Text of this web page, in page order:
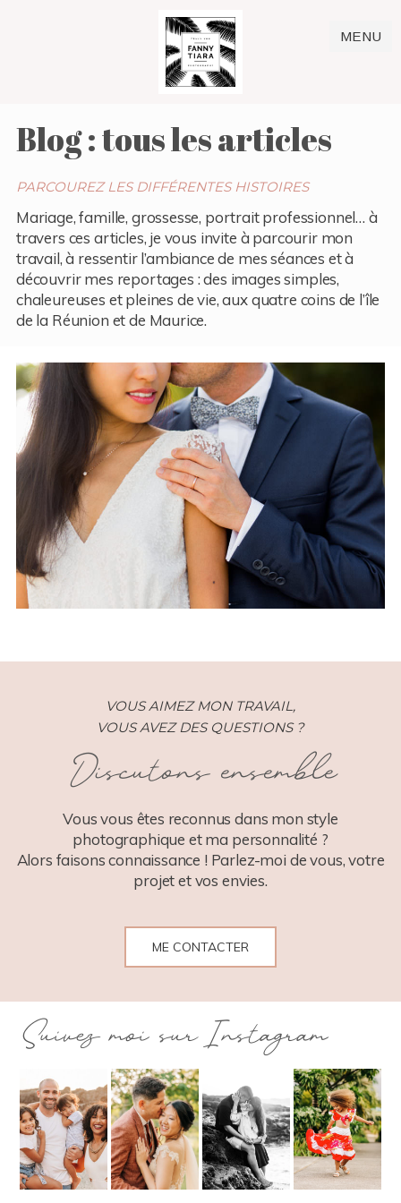
MENU
Blog : tous les articles
PARCOUREZ LES DIFFÉRENTES HISTOIRES
Mariage, famille, grossesse, portrait professionnel… à
travers ces articles, je vous invite à parcourir mon
travail, à ressentir l’ambiance de mes séances et à
découvrir mes reportages : des images simples,
chaleureuses et pleines de vie, aux quatre coins de l’île
de la Réunion et de Maurice.
Maurice – Delphine et Greg –
Mariage
VOUS AIMEZ MON TRAVAIL,
VOUS AVEZ DES QUESTIONS ?
Discutons ensemble
Vous vous êtes reconnus dans mon style
photographique et ma personnalité ?
Alors faisons connaissance ! Parlez-moi de vous, votre
projet et vos envies.
ME CONTACTER
Suivez moi sur Instagram